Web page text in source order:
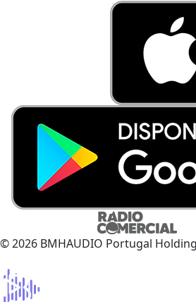
© 2026 BMHAUDIO Portugal